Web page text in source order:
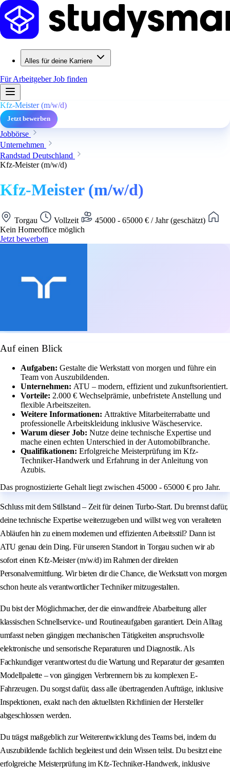
Alles für deine Karriere
Für ArbeitgeberJob finden
Kfz-Meister (m/w/d)
Jetzt bewerben
Jobbörse
Unternehmen
Randstad Deutschland
Kfz-Meister (m/w/d)
Kfz-Meister (m/w/d)
Torgau Vollzeit
45000 - 65000 € / Jahr (geschätzt)
Kein Homeoffice möglich
Jetzt bewerben
Auf einen Blick
Aufgaben: Gestalte die Werkstatt von morgen und führe ein
Team von Auszubildenden.
Unternehmen: ATU – modern, effizient und zukunftsorientiert.
Vorteile: 2.000 € Wechselprämie, unbefristete Anstellung und
flexible Arbeitszeiten.
Weitere Informationen: Attraktive Mitarbeiterrabatte und
professionelle Arbeitskleidung inklusive Wäscheservice.
Warum dieser Job: Nutze deine technische Expertise und
mache einen echten Unterschied in der Automobilbranche.
Qualifikationen: Erfolgreiche Meisterprüfung im Kfz-
Techniker-Handwerk und Erfahrung in der Anleitung von
Azubis.
Das prognostizierte Gehalt liegt zwischen 45000 - 65000 € pro Jahr.
Schluss mit dem Stillstand – Zeit für deinen Turbo-Start. Du brennst dafür,
deine technische Expertise weiterzugeben und willst weg von veralteten
Abläufen hin zu einem modernen und effizienten Arbeitsstil? Dann ist
ATU genau dein Ding. Für unseren Standort in Torgau suchen wir ab
sofort einen Kfz-Meister (m/w/d) im Rahmen der direkten
Personalvermittlung. Wir bieten dir die Chance, die Werkstatt von morgen
schon heute als verantwortlicher Techniker mitzugestalten.
Du bist der Möglichmacher, der die einwandfreie Abarbeitung aller
klassischen Schnellservice- und Routineaufgaben garantiert. Dein Alltag
umfasst neben gängigen mechanischen Tätigkeiten anspruchsvolle
elektronische und sensorische Reparaturen und Diagnostik. Als
Fachkundiger verantwortest du die Wartung und Reparatur der gesamten
Modellpalette – von gängigen Verbrennern bis zu komplexen E-
Fahrzeugen. Du sorgst dafür, dass alle übertragenden Aufträge, inklusive
Inspektionen, exakt nach den aktuellsten Richtlinien der Hersteller
abgeschlossen werden.
Du trägst maßgeblich zur Weiterentwicklung des Teams bei, indem du
Auszubildende fachlich begleitest und dein Wissen teilst. Du besitzt eine
erfolgreiche Meisterprüfung im Kfz-Techniker-Handwerk, inklusive